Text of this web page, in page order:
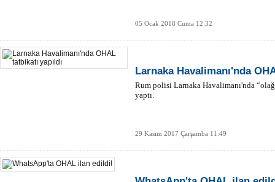
05 Ocak 2018 Cuma 12:32
Larnaka Havalimanı'nda
Rum polisi Larnaka Havalimanı'nda
yaptı.
29 Kasım 2017 Çarşamba 11:49